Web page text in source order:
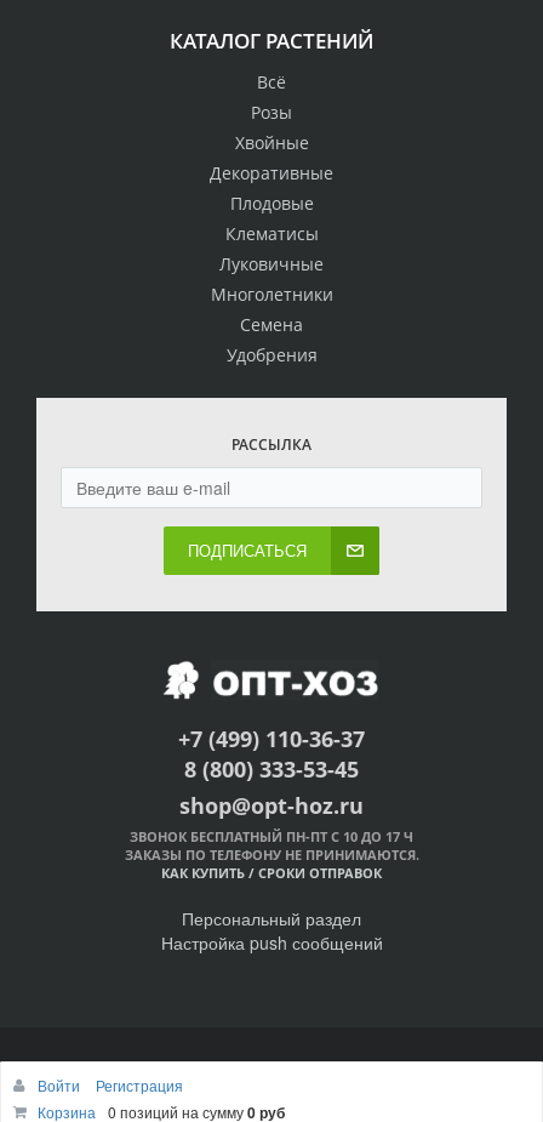
КАТАЛОГ РАСТЕНИЙ
Всё
Розы
Хвойные
Декоративные
Плодовые
Клематисы
Луковичные
Многолетники
Семена
Удобрения
РАССЫЛКА
ПОДПИСАТЬСЯ
+7 (499) 110-36-37
8 (800) 333-53-45
shop@opt-hoz.ru
ЗВОНОК БЕСПЛАТНЫЙ ПН-ПТ С 10 ДО 17 Ч
ЗАКАЗЫ ПО ТЕЛЕФОНУ НЕ ПРИНИМАЮТСЯ.
КАК КУПИТЬ / СРОКИ ОТПРАВОК
Персональный раздел
Настройка push сообщений
© Интернет-магазин ОПТ-ХОЗ, 2011-2026
Войти
Регистрация
Корзина
0 позиций на сумму0 руб